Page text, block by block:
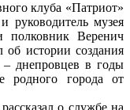
клуба «Патриот»
руководитель музея
полковник Веренич
истории создания
днепровцев в годы
родного города от